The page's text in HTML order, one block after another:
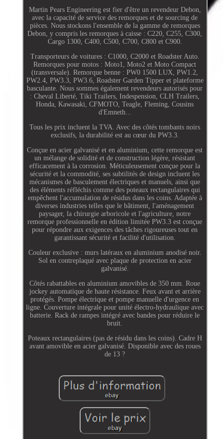
Martin Pears Engineering est fier d'être un revendeur Debon,
avec la capacité de service des remorques et de sourcing de
pièces. Nous stockons l'ensemble de la gamme de remorques
Debon, y compris les remorques à caisse : C220, C255, C300,
Cargo 1300, C400, C500, C700, C800 et C900.
Transporteurs de voitures : C1000, C2000 et Roadster Auto.
Remorques pour motos : Moto1, Moto2 et Moto Compact
(transversale). Remorque benne : PW0 1500 LUX, PW1.2,
PW2.4, PW3.3, PW3.6, Roadster Garden Tipper et plateforme
basculante. Nous sommes également revendeurs autorisés pour
: Cheval Liberté, Tiki Trailers, Indespension, CLH Trailers,
Honda, Kawasaki, CFMOTO, Teagle, Fleming, Cousins
d'Emneth...
Tous les prix incluent la TVA. Avec des côtés tombants noirs
exclusifs, la durabilité est au cœur du PW3.3.
Conçue en acier galvanisé et en aluminium, cette remorque est
un mélange de solidité et de construction légère, résistant
efficacement à la corrosion. Méticuleusement conçue pour la
sécurité et la commodité, ses subtilités de design incluent les
mécanismes de basculement électriques et manuels, ainsi que
des éléments réfléchis comme des poteaux rectangulaires qui
empêchent l'accumulation de résidus dans les coins. Adaptée à
diverses industries telles que le bâtiment, l'aménagement
paysager, la chirurgie arboricole et l'agriculture, notre
remorque professionnelle en édition limitée PW3.3 est conçue
pour répondre aux exigences des tâches rigoureuses tout en
garantissant sécurité et facilité d'utilisation.
Couleur exclusive : murs latéraux en aluminium anodisé noir.
Sol en contreplaqué avec plaque de protection en acier
galvanisé.
Côtés rabattables en aluminium amovibles de 350 mm. Roue
jockey automatique de haute résistance. Feux avant et arrière
protégés. Pompe électrique et pompe manuelle d'urgence en
ligne. Couverture intégrale pour unité électro-hydraulique avec
batterie. Rack de rampes intégré avec bandes pour réduire le
bruit.
Poteaux rectangulaires (pas de résidu dans les coins). Cadre H
avant amovible en acier galvanisé. Disponible avec des roues
de 13 ?